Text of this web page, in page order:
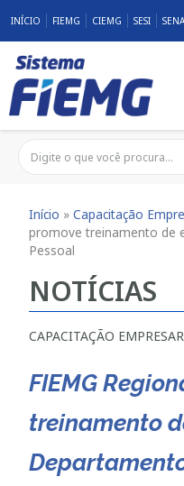
INÍCIO FIEMG CIEMG SESI
Início »Capacitação
promove treinamento de
Pessoal
NOTÍCIAS
CAPACITAÇÃO
FIEMG
treinamento